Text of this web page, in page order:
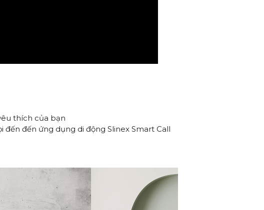
thích của bạn
đến đến ứng dụng di động Slinex Smart Call